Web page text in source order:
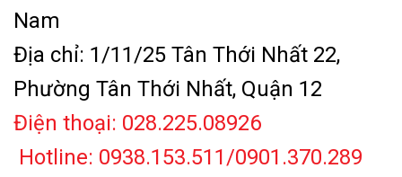
Nam
Địa chỉ: 1/11/25 Tân Thới Nhất 22,
Phường Tân Thới Nhất, Quận 12
Điện thoại: 028.225.08926
Hotline: 0938.153.511/0901.370.289